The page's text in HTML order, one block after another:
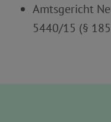
Amtsgericht
5440/15 (§